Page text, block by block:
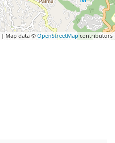
| Map data © OpenStreetMap contributors